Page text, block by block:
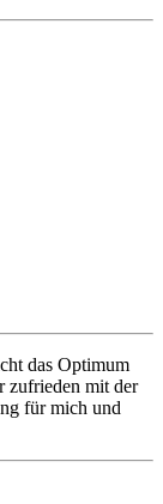
das Optimum
zufrieden mit der
für mich und